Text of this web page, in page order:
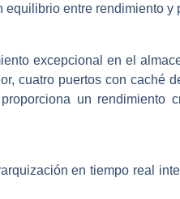
entre rendimiento y
excepcional en el
cuatro puertos con caché
un rendimiento
en tiempo real